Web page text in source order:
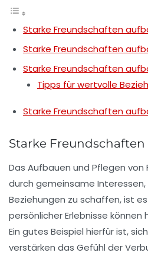
Starke Freundschaften
Starke Freundschaften
Starke Freundschaften
Tipps für wertvolle
Starke Freundschaften
Starke
Das Aufbauen und Pflegen von
durch gemeinsame
Beziehungen zu schaffen, ist
persönlicher Erlebnisse können
Ein gutes Beispiel hierfür ist,
verstärken das Gefühl der